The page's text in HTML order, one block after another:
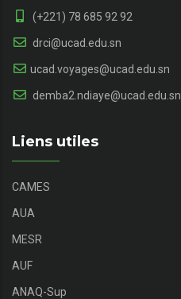
(+221) 78 685 92 92
drci@ucad.edu.sn
ucad.voyages@ucad.edu.sn
demba2.ndiaye@ucad.edu.sn
Liens utiles
CAMES
AUA
MESR
AUF
ANAQ-Sup